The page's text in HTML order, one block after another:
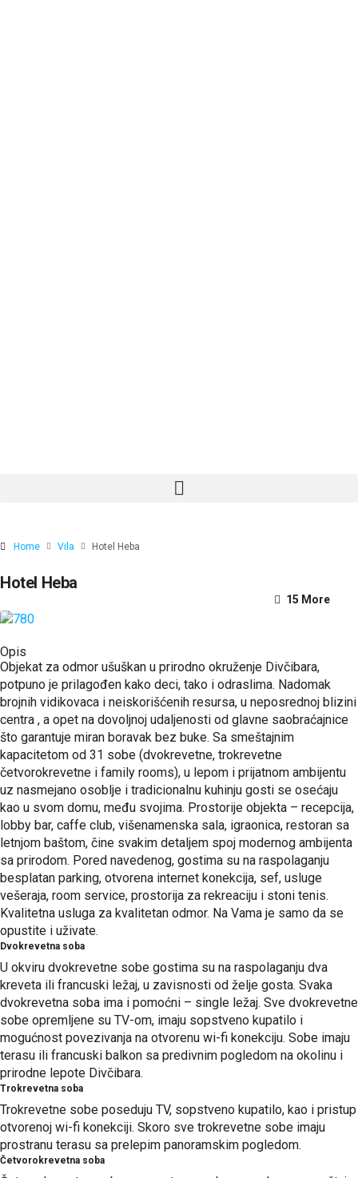
Home Vila Hotel Heba
Hotel Heba
11 More
15 More
Opis
Objekat za odmor ušuškan u prirodno okruženje Divčibara,
potpuno je prilagođen kako deci, tako i odraslima. Nadomak
brojnih vidikovaca i neiskorišćenih resursa, u neposrednoj blizini
centra , a opet na dovoljnoj udaljenosti od glavne saobraćajnice
što garantuje miran boravak bez buke. Sa smeštajnim
kapacitetom od 31 sobe (dvokrevetne, trokrevetne
četvorokrevetne i family rooms), u lepom i prijatnom ambijentu
uz nasmejano osoblje i tradicionalnu kuhinju gosti se osećaju
kao u svom domu, među svojima. Prostorije objekta – recepcija,
lobby bar, caffe club, višenamenska sala, igraonica, restoran sa
letnjom baštom, čine svakim detaljem spoj modernog ambijenta
sa prirodom. Pored navedenog, gostima su na raspolaganju
besplatan parking, otvorena internet konekcija, sef, usluge
vešeraja, room service, prostorija za rekreaciju i stoni tenis.
Kvalitetna usluga za kvalitetan odmor. Na Vama je samo da se
opustite i uživate.
Dvokrevetna soba
U okviru dvokrevetne sobe gostima su na raspolaganju dva
kreveta ili francuski ležaj, u zavisnosti od želje gosta. Svaka
dvokrevetna soba ima i pomoćni – single ležaj. Sve dvokrevetne
sobe opremljene su TV-om, imaju sopstveno kupatilo i
mogućnost povezivanja na otvorenu wi-fi konekciju. Sobe imaju
terasu ili francuski balkon sa predivnim pogledom na okolinu i
prirodne lepote Divčibara.
Trokrevetna soba
Trokrevetne sobe poseduju TV, sopstveno kupatilo, kao i pristup
otvorenoj wi-fi konekciji. Skoro sve trokrevetne sobe imaju
prostranu terasu sa prelepim panoramskim pogledom.
Četvorokrevetna soba